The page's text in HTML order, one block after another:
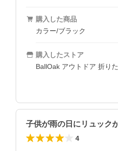
購入した商品
カラー/ブラック
購入したストア
BallOak アウトドア 折り
子供が雨の日にリュック
4